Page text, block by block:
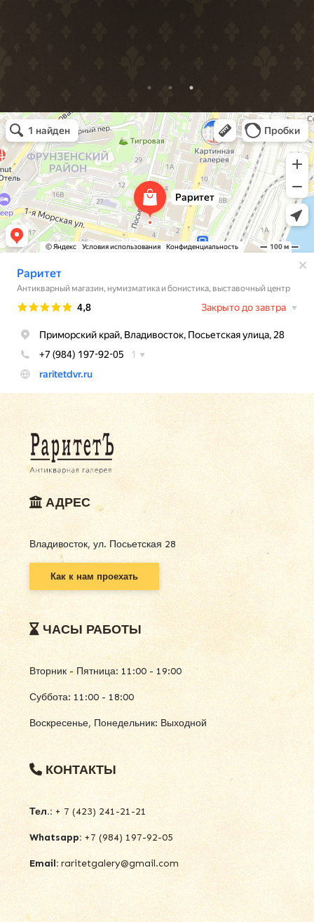
АДРЕС
Владивосток, ул. Посьетская 28
Как к нам проехать
ЧАСЫ РАБОТЫ
Вторник - Пятница: 11:00 - 19:00
Суббота: 11:00 - 18:00
Воскресенье, Понедельник: Выходной
КОНТАКТЫ
Тел.:+ 7 (423) 241-21-21
Whatsapp:+7 (984) 197-92-05
Email: raritetgalery@gmail.com